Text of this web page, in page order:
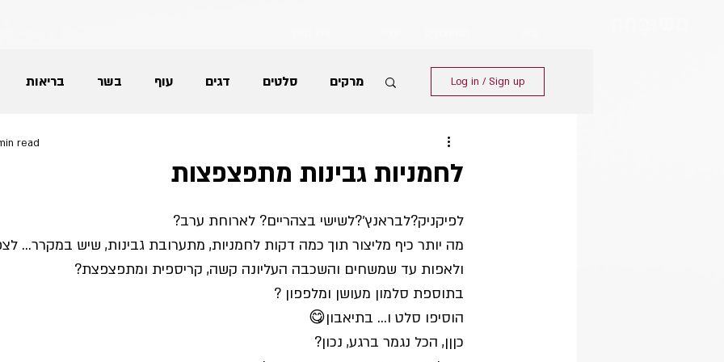
בריאות בשר עוף דגים סלטים מרקים
עוגות ועוגיות
תוספות למנה העיקרית
Log in / Sign up
לחמניות גבינות מתפצפצות
read
לפיקניק?לבראנץ׳?לשישי בצהריים? לארוחת ערב?
מה יותר כיף מליצור תוך כמה דקות לחמניות, מתערובת גבינות, שיש במקרר…
ולאפות עד שמשחים והשכבה העליונה קשה, קריספית ומתפצפצת?
בתוספת סלמון מעושן ומלפפון ?
הוסיפו סלט ו… בתיאבון😋
כןןן, הכל נגמר ברגע, נכון?